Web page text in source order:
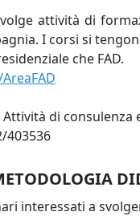
attività di
I corsi si
che FAD.
Attività di consulenza
403536
interessati a